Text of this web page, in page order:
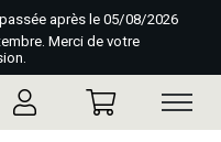
après le 05/08/2026
Merci de votre